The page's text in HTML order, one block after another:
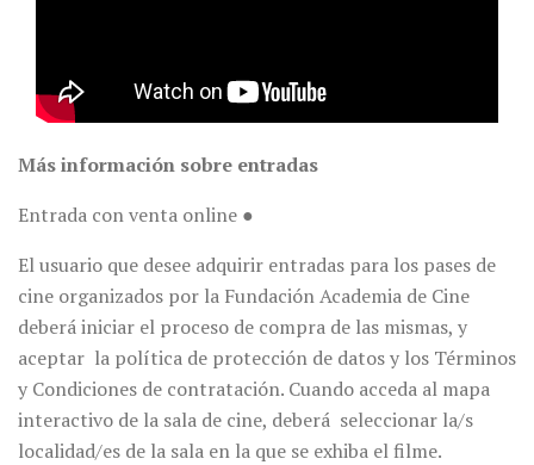
Más información sobre entradas
Entrada con venta online ●
El usuario que desee adquirir entradas para los pases de
cine organizados por la Fundación Academia de Cine
deberá iniciar el proceso de compra de las mismas, y
aceptar la política de protección de datos y los Términos
y Condiciones de contratación. Cuando acceda al mapa
interactivo de la sala de cine, deberá seleccionar la/s
localidad/es de la sala en la que se exhiba el filme.